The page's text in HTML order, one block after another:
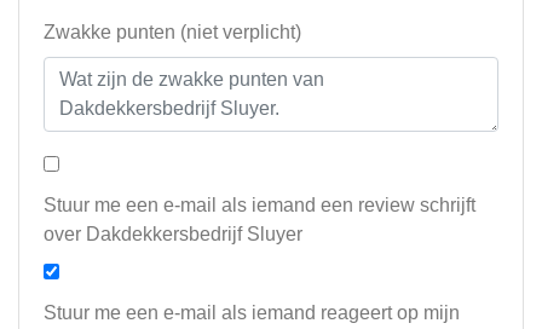
Zwakke punten (niet verplicht)
Stuur me een e-mail als iemand een review schrijft
over Dakdekkersbedrijf Sluyer
Stuur me een e-mail als iemand reageert op mijn